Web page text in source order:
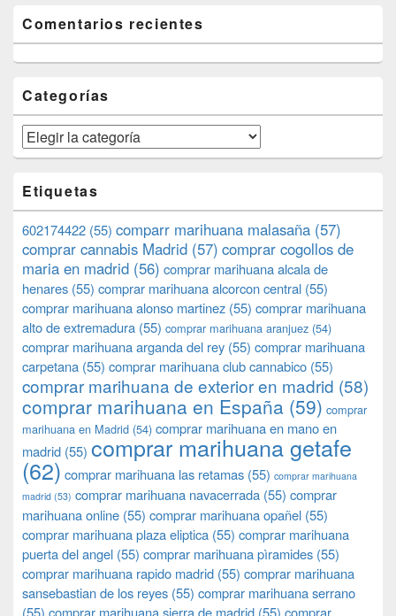
Comentarios recientes
Categorías
Categorías
Etiquetas
602174422 (55) comparr marihuana malasaña (57)
comprar cannabis Madrid (57) comprar cogollos de
maria en madrid (56) comprar marihuana alcala de
henares (55) comprar marihuana alcorcon central (55)
comprar marihuana alonso martinez (55) comprar marihuana
alto de extremadura (55) comprar marihuana aranjuez (54)
comprar marihuana arganda del rey (55) comprar marihuana
carpetana (55) comprar marihuana club cannabico (55)
comprar marihuana de exterior en madrid (58)
comprar marihuana en España (59) comprar
marihuana en Madrid (54) comprar marihuana en mano en
madrid (55) comprar marihuana getafe
(62) comprar marihuana las retamas (55) comprar marihuana
madrid (53) comprar marihuana navacerrada (55) comprar
marihuana online (55) comprar marihuana opañel (55)
comprar marihuana plaza eliptica (55) comprar marihuana
puerta del angel (55) comprar marihuana pìramides (55)
comprar marihuana rapido madrid (55) comprar marihuana
sansebastian de los reyes (55) comprar marihuana serrano
(55) comprar marihuana sierra de madrid (55) comprar